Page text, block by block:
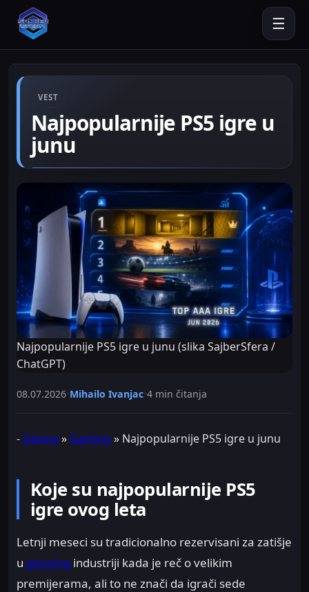
☰
VEST
Najpopularnije PS5 igre u
junu
Najpopularnije PS5 igre u junu (slika SajberSfera /
ChatGPT)
08.07.2026 Mihailo Ivanjac 4 min čitanja
- Glavna » Gaming » Najpopularnije PS5 igre u junu
Koje su najpopularnije PS5
igre ovog leta
Letnji meseci su tradicionalno rezervisani za zatišje
u gejming industriji kada je reč o velikim
premijerama, ali to ne znači da igrači sede